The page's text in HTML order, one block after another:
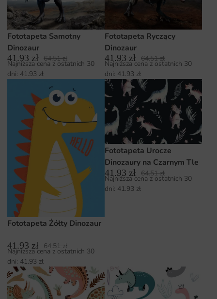
Fototapeta Samotny
Dinozaur
41.93 zł 64.51zł
Najniższa cena z ostatnich 30
dni: 41.93 zł
Fototapeta Ryczący
Dinozaur
41.93 zł 64.51zł
Najniższa cena z ostatnich 30
dni: 41.93 zł
Fototapeta Żółty Dinozaur
41.93 zł 64.51zł
Najniższa cena z ostatnich 30
dni: 41.93 zł
Fototapeta Urocze
Dinozaury na Czarnym Tle
41.93 zł 64.51zł
Najniższa cena z ostatnich 30
dni: 41.93 zł